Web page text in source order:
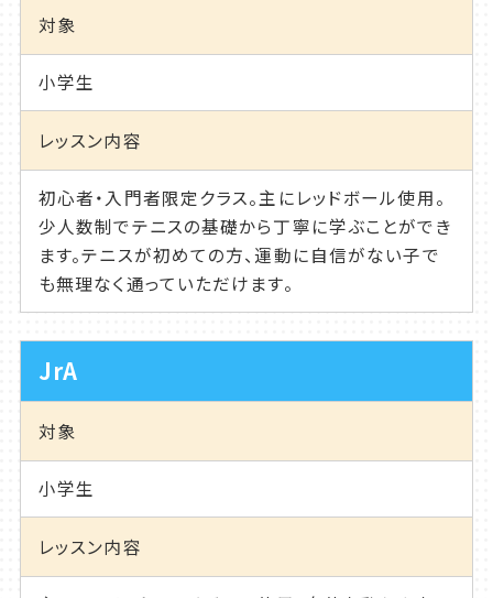
対象
小学生
レッスン内容
初心者・入門者限定クラス。主にレッドボール使用。
少人数制でテニスの基礎から丁寧に学ぶことができ
ます。テニスが初めての方、運動に自信がない子で
も無理なく通っていただけます。
JrA
対象
小学生
レッスン内容